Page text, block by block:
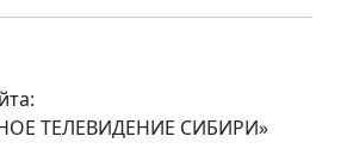
ТЕЛЕВИДЕНИЕ СИБИРИ»